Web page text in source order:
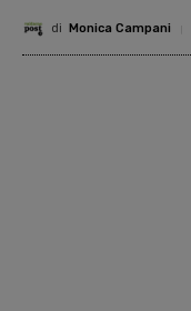
di Monica Campani